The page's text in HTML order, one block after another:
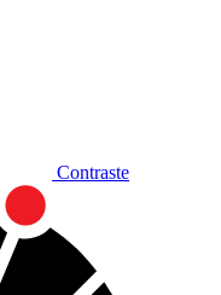
Contraste